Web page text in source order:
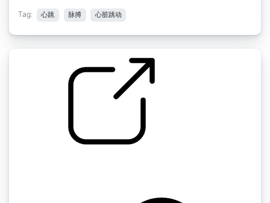
Tag: 心跳 脉搏 心脏跳动